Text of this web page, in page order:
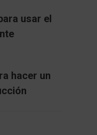
usar el
hacer un